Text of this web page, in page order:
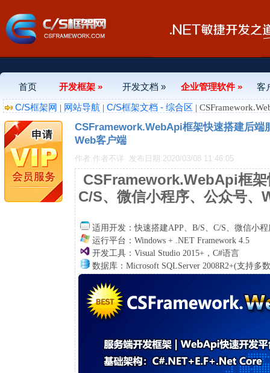
首页 开发框架 » 开发文档 » 企业管理软件 »
客
C/S框架网 | 网站导航 | C/S框架文档 - 综合区 |
CSFramework.WebApi框架快速搭建后端
Web客户端
作者:作者不详 发布日期:2020/03/08 11:46:05
CSFramework.WebApi框
C/S、微信小程序、公众号、
适用开发：快速搭建APP、B/S、C/S、微信小
运行平台：Windows + .NET Framework 4.5
开发工具：Visual Studio 2015+，C#语言
数据库：Microsoft SQLServer 2008R2+(支持多